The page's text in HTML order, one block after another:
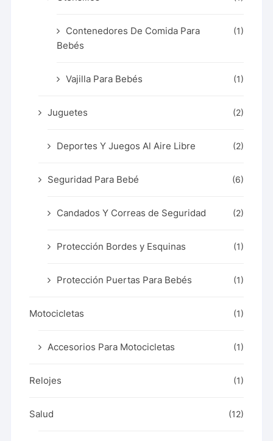
Contenedores De Comida Para
Bebés
(1)
Vajilla Para Bebés (1)
Juguetes (2)
Deportes Y Juegos Al Aire Libre (2)
Seguridad Para Bebé (6)
Candados Y Correas de Seguridad (2)
Protección Bordes y Esquinas (1)
Protección Puertas Para Bebés (1)
Motocicletas (1)
Accesorios Para Motocicletas (1)
Relojes (1)
Salud (12)